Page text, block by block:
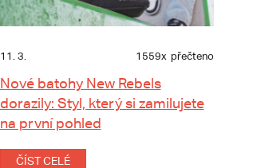
11. 3. 1559x přečteno
Nové batohy New Rebels
dorazily: Styl, který si zamilujete
na první pohled
ČÍST CELÉ